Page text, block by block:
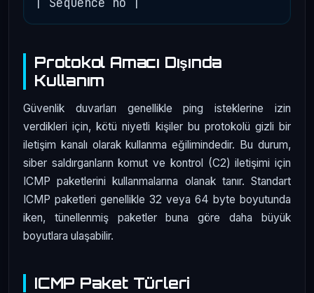
Protokol Amacı Dışında
Kullanım
Güvenlik duvarları genellikle ping isteklerine izin
verdikleri için, kötü niyetli kişiler bu protokolü gizli bir
iletişim kanalı olarak kullanma eğilimindedir. Bu durum,
siber saldırganların komut ve kontrol (C2) iletişimi için
ICMP paketlerini kullanmalarına olanak tanır. Standart
ICMP paketleri genellikle 32 veya 64 byte boyutunda
iken, tünellenmiş paketler buna göre daha büyük
boyutlara ulaşabilir.
ICMP Paket Türleri